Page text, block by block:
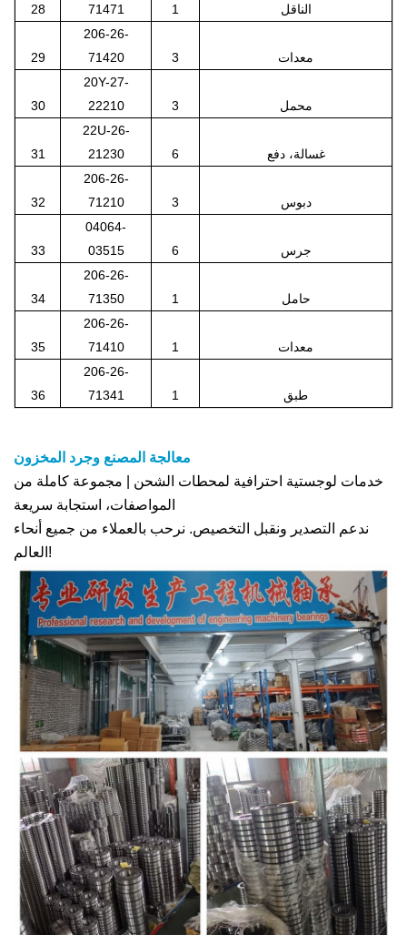
28
71471
1 الناقل
29
206-26-
71420
3 معدات
30
20Y-27-
22210
3 محمل
31
22U-26-
21230
6 غسالة، دفع
32
206-26-
71210
3 دبوس
33
04064-
03515
6 جرس
34
206-26-
71350
1 حامل
35
206-26-
71410
1 معدات
36
206-26-
71341
1 طبق
معالجة المصنع وجرد المخزون
خدمات لوجستية احترافية لمحطات الشحن | مجموعة كاملة من
المواصفات، استجابة سريعة
ندعم التصدير ونقبل التخصيص. نرحب بالعملاء من جميع أنحاء
العالم!